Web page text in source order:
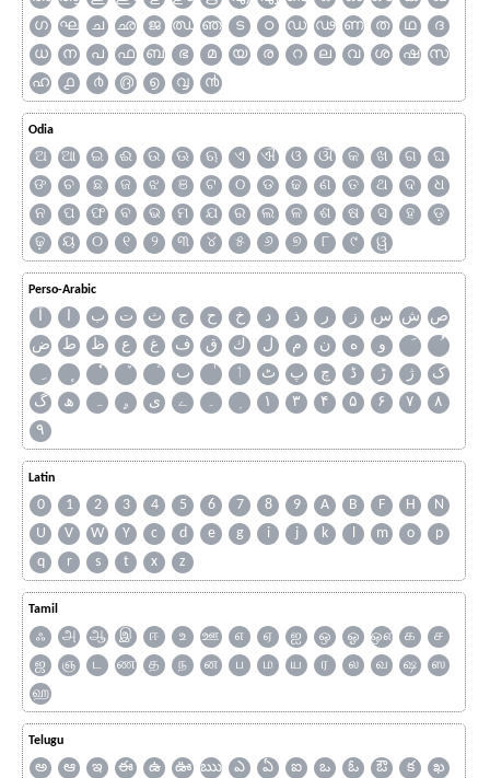
ഗ
ഘ ച ഛ ജ ഝ ഞ ട ഠ ഡ ഢ ണ ത ഥ
ദ
ധ
ന പ ഫ ബ ഭ മ യ ര റ ല വ ശ ഷ
സ
ഹ
൧ ൪ ൫ ൭ ൮ ൯
Odia
ଅ ଆ ଇ ଈ ଉ ଊ ଋ ଏ ଐ ଓ ଔ କ ଖ ଗ
ଘ
ଙ
ଚ ଛ ଜ ଝ ଞ ଟ ଠ ଡ ଢ ଣ ତ ଥ ଦ
ଧ
ନ
ପ ଫ ବ ଭ ମ ଯ ର ଲ ଳ ଶ ଷ ସ ହ
ଡ଼
ଢ଼
ୟ ୦ ୧ ୨ ୩ ୪ ୫ ୬ ୭ ୮ ୯ ୱ
Perso-Arabic
آ ا ب ت ث ج ح خ د ذ ر ز س ش ص
ض
ط ظ ع غ ف ق ك ل م ن ه
و
ٮ
ٲ ٹ پ چ ڈ ڑ ژ
ک
گ
ھ ہ ۄ ی ے ۔ ۱ ۳ ۴ ۵ ۶ ۷
۸
۹
Latin
0 1 2 3 4 5 6 7 8 9 A B F H
N
U
V W Y c d e g i j k l m o
p
q
r s t x z
Tamil
ஃ அ ஆ இ ஈ உ ஊ எ ஏ ஐ ஒ ஓ ஔ க
ச
ஜ
ஞ ட ண த ந ன ப ம ய ர ல வ ஷ
ஸ
ஹ
Telugu
అ ఆ ఇ ఈ ఉ ఊ ఋ ఎ ఏ ఐ ఒ ఓ ఔ క
ఖ